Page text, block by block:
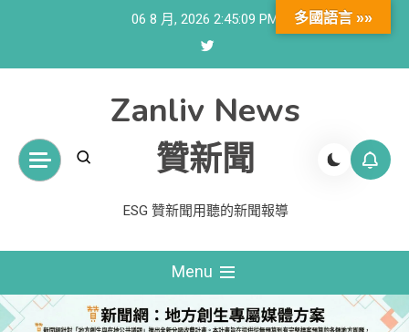
06 8 月, 2026 2:45:10 PM
Zanliv News
贊新聞
ESG 贊新聞用聽的新聞報導
Menu
多國語言 »»